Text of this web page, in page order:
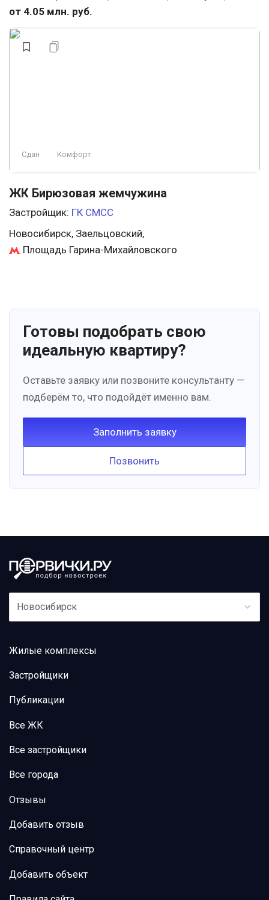
от 4.05 млн. руб.
Сдан Комфорт
ЖК Бирюзовая жемчужина
Застройщик: ГК СМСС
Новосибирск, Заельцовский,
Площадь Гарина-Михайловского
Готовы подобрать свою
идеальную квартиру?
Оставьте заявку или позвоните консультанту —
подберём то, что подойдёт именно вам.
Заполнить заявку
Позвонить
Новосибирск
Жилые комплексы
Застройщики
Публикации
Все ЖК
Все застройщики
Все города
Отзывы
Добавить отзыв
Справочный центр
Добавить объект